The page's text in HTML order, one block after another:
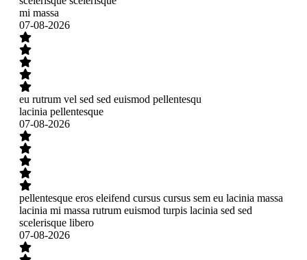
mi massa
07-08-2026
eu rutrum vel sed sed euismod pellentesqu
lacinia pellentesque
07-08-2026
pellentesque eros eleifend cursus cursus sem eu lacinia massa
lacinia mi massa rutrum euismod turpis lacinia sed sed
scelerisque libero
07-08-2026